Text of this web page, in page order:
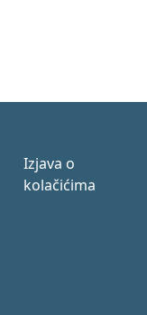
Izjava o
kolačićima